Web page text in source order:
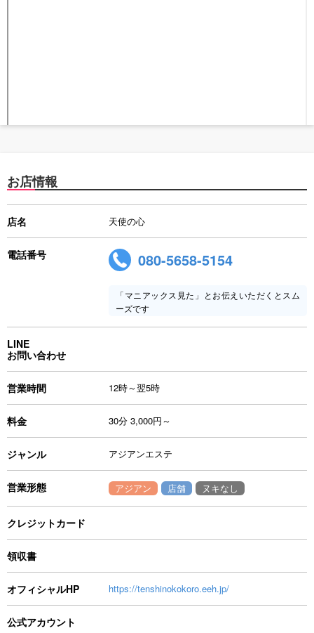
お店情報
店名 天使の心
電話番号 080-5658-5154
「マニアックス見た」とお伝えいただくとスム
ーズです
LINE
お問い合わせ
営業時間 12時～翌5時
料金 30分 3,000円～
ジャンル アジアンエステ
営業形態 アジアン 店舗 ヌキなし
クレジットカード
領収書
オフィシャルHP https://tenshinokokoro.eeh.jp/
公式アカウント